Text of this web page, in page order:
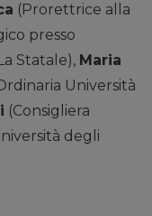
(Prorettrice alla
presso
Statale), Maria
Università
(Consigliera
degli